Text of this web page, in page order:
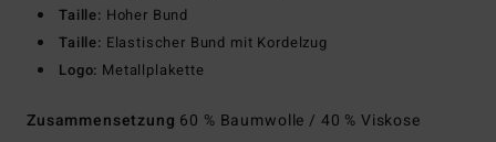
Taille: Hoher Bund
Taille: Elastischer Bund mit Kordelzug
Logo: Metallplakette
Zusammensetzung 60 % Baumwolle / 40 % Viskose